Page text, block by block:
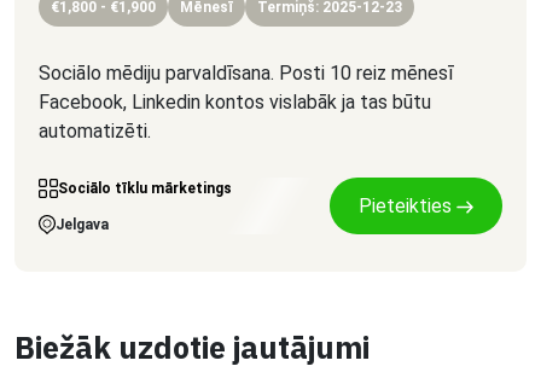
€1,800 - €1,900 Mēnesī Termiņš: 2025-12-23
Sociālo mēdiju parvaldīsana. Posti 10 reiz mēnesī
Facebook, Linkedin kontos vislabāk ja tas būtu
automatizēti.
Sociālo tīklu mārketings
Jelgava
Pieteikties
Biežāk uzdotie jautājumi